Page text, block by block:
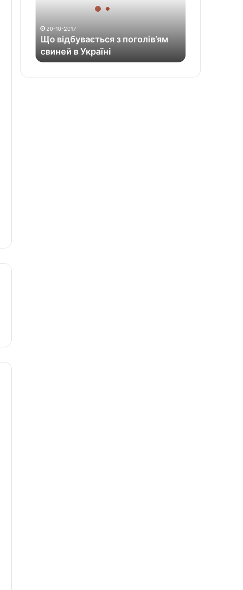
т
20-10-2017
Що відбувається з поголів’ям
свиней в Україні